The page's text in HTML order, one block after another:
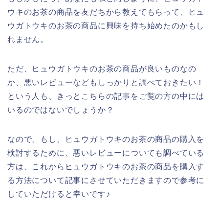
ウキのお茶の商品を友だちから教えてもらって、ヒュ
ウガトウキのお茶の商品に興味を持ち始めたのかもし
れません。
ただ、ヒュウガトウキのお茶の商品が良いものなの
か、悪いレビューなどもしっかりと調べておきたい！
という人も、きっとこちらの記事をご覧の方の中には
いるのではないでしょうか？
なので、もし、ヒュウガトウキのお茶の商品の購入を
検討するために、悪いレビューについても調べている
方は、これからヒュウガトウキのお茶の商品を購入す
る方法について記事にさせていただきますので参考に
していただけると幸いです♪